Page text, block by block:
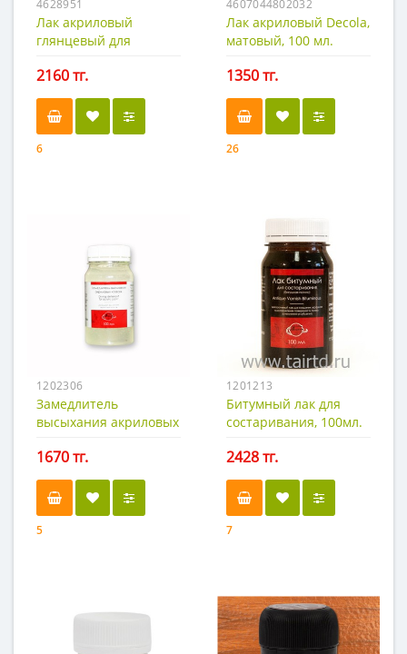
4628951
Лак акриловый
глянцевый для
2160 тг.
6
4607044802032
Лак акриловый Decola,
матовый, 100 мл.
1350 тг.
26
1202306
Замедлитель
высыхания акриловых
1670 тг.
5
1201213
Битумный лак для
состаривания, 100мл.
2428 тг.
7